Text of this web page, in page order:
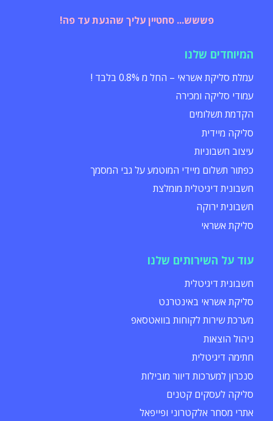
פששש... סחטיין עליך שהגעת עד פה!
המיוחדים שלנו
עמלת סליקת אשראי – החל מ 0.8% בלבד !
עמודי סליקה ומכירה
הקדמת תשלומים
סליקה מיידית
עיצוב חשבוניות
כפתור תשלום מיידי המוטמע על גבי המסמך
חשבונית דיגיטלית מומלצת
חשבונית ירוקה
סליקת אשראי
עוד על השירותים שלנו
חשבונית דיגיטלית
סליקת אשראי באינטרנט
מערכת שירות לקוחות בוואטסאפ
ניהול הוצאות
חתימה דיגיטלית
סנכרון למערכות דיוור מובילות
סליקה לעסקים קטנים
אתרי מסחר אלקטרוני ופייפאל